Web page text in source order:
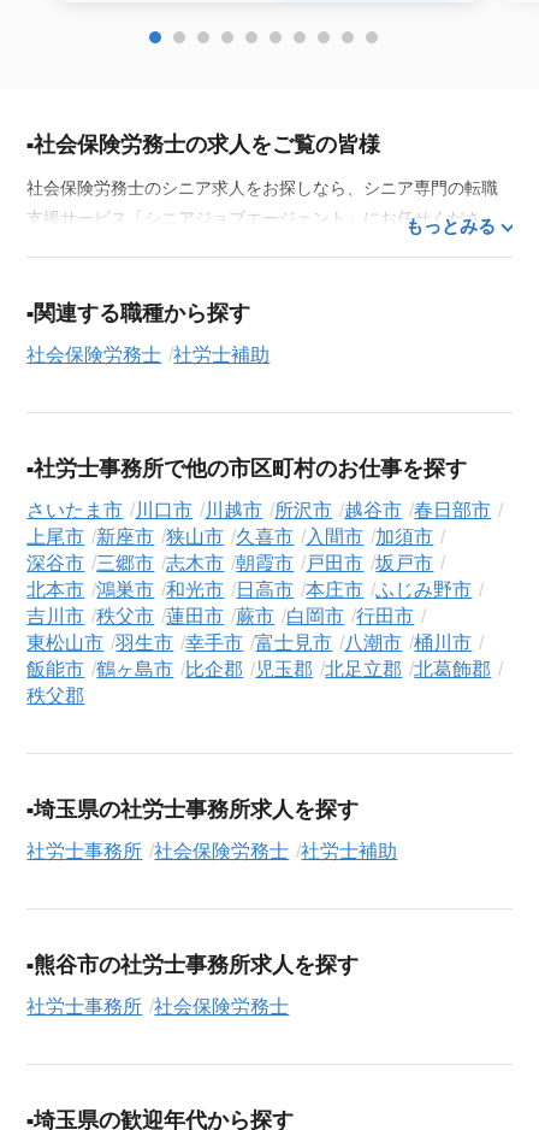
社会保険労務士の求人をご覧の皆様
社会保険労務士のシニア求人をお探しなら、シニア専門の転職
支援サービス「シニアジョブエージェント」にお任せくださ
徹底的にサポートします。この求人を含む
ービスだけの非公開求人です。
ご利用の流れ
る」ボタンからご登録ください。シニア専門のキャリアアドバ
イザーが、これまでのご経歴やご希望を丁寧にヒアリングし、
職務経歴書の作成から面接対策、企業との条件交渉まで、転職
活動の全プロセスを無料でサポートいたします。
求人検索について
シニアジョブエージェントでは、豊富な求人情報の中から、あ
なたの希望に合ったお仕事を簡単に見つけられます。雇用形態
（正社員
たこだわり条件での絞り込み検索も可能です。
この社会保険労務士の求人にご興味をお持ちの方はもちろん、
援サービス（無料）にお申し込みください。
もっとみる
関連する職種から探す
社会保険労務士 社労士補助
社労士事務所で他の市区町村のお仕事を探す
さいたま市 川口市 川越市 所沢市 越谷市
春日部市
上尾市
新座市 狭山市 久喜市 入間市
加須市
深谷市
三郷市 志木市 朝霞市 戸田市
坂戸市
北本市
鴻巣市 和光市 日高市 本庄市
ふじみ野市
吉川市
秩父市 蓮田市 蕨市 白岡市
行田市
東松山市
羽生市 幸手市 富士見市 八潮市
桶川市
飯能市
鶴ヶ島市 比企郡 児玉郡 北足立郡
北葛飾郡
秩父郡
埼玉県の社労士事務所求人を探す
社労士事務所 社会保険労務士 社労士補助
熊谷市の社労士事務所求人を探す
社労士事務所 社会保険労務士
埼玉県の歓迎年代から探す